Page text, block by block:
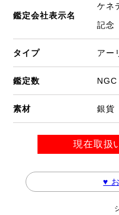
鑑定会社表示名
ケネ
記念
タイプ アー
鑑定数
素材 銀貨
現在取扱
♥